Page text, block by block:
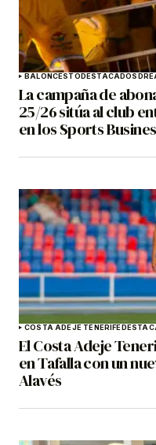
BALONCESTODESTACADOS
La campaña de
25/26 sitúa al club
en los Sports
COSTA ADEJE TENERIFE
El Costa Adeje
en Tafalla con un
Alavés